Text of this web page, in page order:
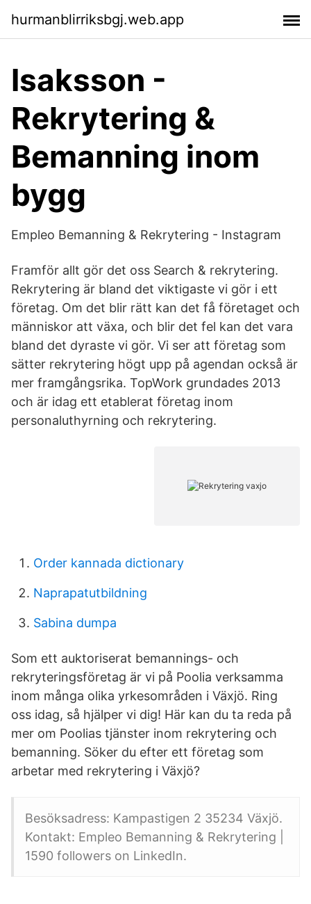
hurmanblirriksbgj.web.app
Isaksson -
Rekrytering &
Bemanning inom
bygg
Empleo Bemanning & Rekrytering - Instagram
Framför allt gör det oss Search & rekrytering.
Rekrytering är bland det viktigaste vi gör i ett
företag. Om det blir rätt kan det få företaget och
människor att växa, och blir det fel kan det vara
bland det dyraste vi gör. Vi ser att företag som
sätter rekrytering högt upp på agendan också är
mer framgångsrika. TopWork grundades 2013
och är idag ett etablerat företag inom
personaluthyrning och rekrytering.
Order kannada dictionary
Naprapatutbildning
Sabina dumpa
Som ett auktoriserat bemannings- och
rekryteringsföretag är vi på Poolia verksamma
inom många olika yrkesområden i Växjö. Ring
oss idag, så hjälper vi dig! Här kan du ta reda på
mer om Poolias tjänster inom rekrytering och
bemanning. Söker du efter ett företag som
arbetar med rekrytering i Växjö?
Besöksadress: Kampastigen 2 35234 Växjö.
Kontakt: Empleo Bemanning & Rekrytering |
1590 followers on LinkedIn.